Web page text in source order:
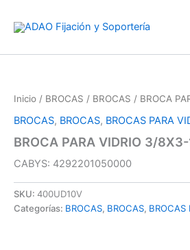
Inicio / BROCAS / BROCAS / BROCA
BROCAS, BROCAS, BROCAS PARA
BROCA PARA VIDRIO 3/
CABYS: 4292201050000
SKU: 400UD10V
Categorías: BROCAS, BROCAS, BROCAS